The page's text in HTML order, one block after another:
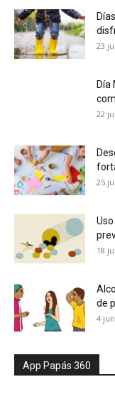
23
Día
22
25
18
de
4
App Papás 360